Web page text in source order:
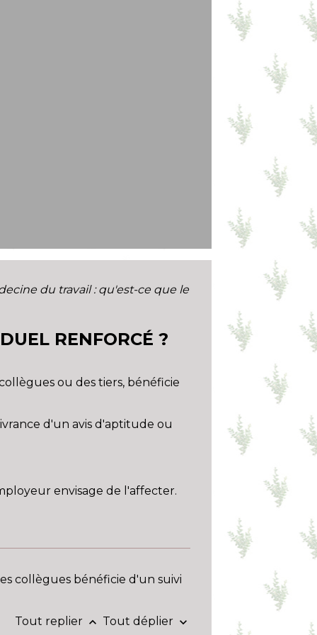
du travail : qu'est-ce que le
RENFORCÉ ?
ou des tiers, bénéficie
d'un avis d'aptitude ou
envisage de l'affecter.
collègues bénéficie d'un suivi
Tout replier keyboard_arrow_up Tout déplier keyboard_arrow_down